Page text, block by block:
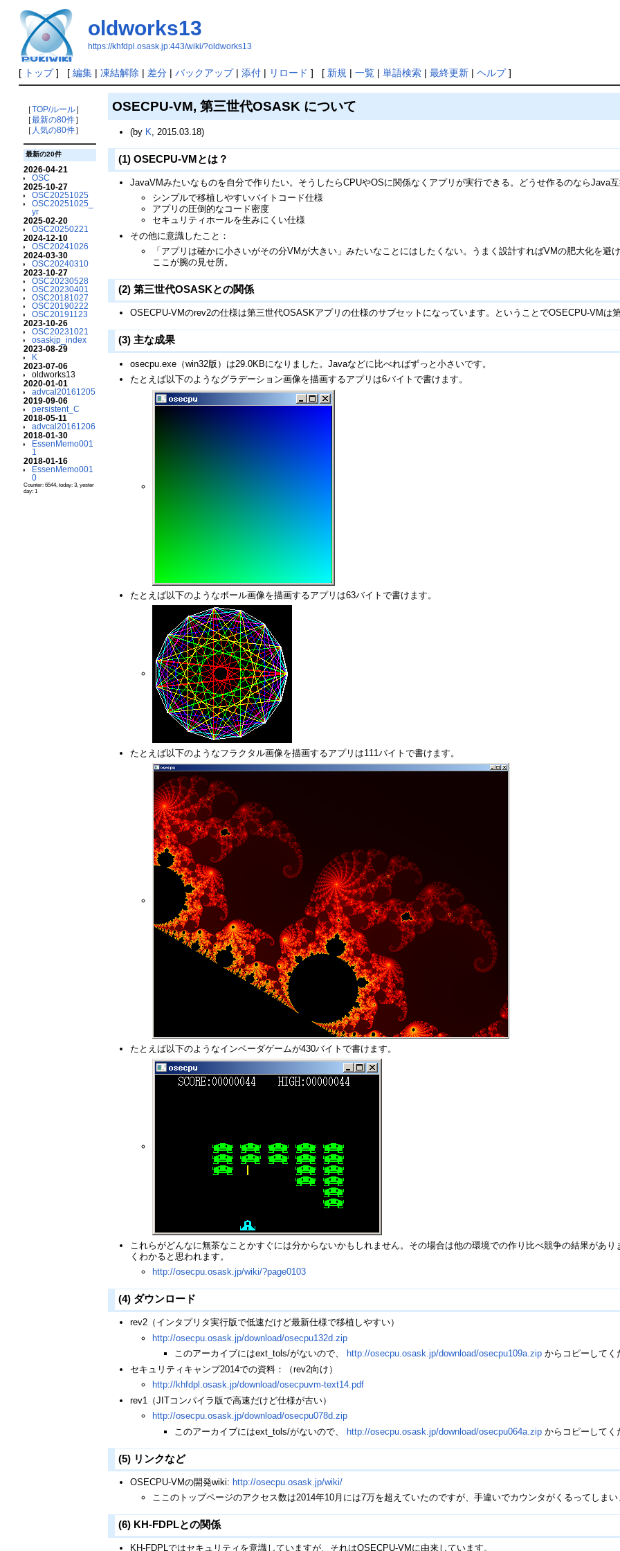
oldworks13
https://khfdpl.osask.jp:443/wiki/?oldworks13
[ トップ] [ 編集| 凍結解除 | 差分| バックアップ| 添付| リロード ] [ 新規 | 一覧| 単語検索| 最終更新| ヘルプ]
［TOP/ルール］
［最新の80件］
［ 人気の80件］
最新の20件
2026-04-21
OSC
2025-10-27
OSC20251025
OSC20251025_
yr
2025-02-20
OSC20250221
2024-12-10
OSC20241026
2024-03-30
OSC20240310
2023-10-27
OSC20230528
OSC20230401
OSC20181027
OSC20190222
OSC20191123
2023-10-26
OSC20231021
osaskjp_index
2023-08-29
K
2023-07-06
oldworks13
2020-01-01
advcal20161205
2019-09-06
persistent_C
2018-05-11
advcal20161206
2018-01-30
EssenMemo001
1
2018-01-16
EssenMemo001
0
Counter: 6544, today: 3, yester
day: 1
OSECPU-VM, 第三世代OSASK について
(by K , 2015.03.18)
(1) OSECPU-VMとは？
JavaVMみたいなものを自分で作りたい。そうしたらCPUやOSに関係なくアプリが実行できる。どうせ作るのならJava
シンプルで移植しやすいバイトコード仕様
アプリの圧倒的なコード密度
セキュリティホールを生みにくい仕様
その他に意識したこと：
「アプリは確かに小さいがその分VMが大きい」みたいなことにはしたくない。うまく設計すればVMの肥大化を避
ここが腕の見せ所。
(2) 第三世代OSASKとの関係
OSECPU-VMのrev2の仕様は第三世代OSASKアプリの仕様のサブセットになっています。ということでOSECPU-VMは
(3) 主な成果
osecpu.exe（win32版）は29.0KBになりました。Javaなどに比べればずっと小さいです。
たとえば以下のようなグラデーション画像を描画するアプリは6バイトで書けます。
たとえば以下のようなボール画像を描画するアプリは63バイトで書けます。
たとえば以下のようなフラクタル画像を描画するアプリは111バイトで書けます。
たとえば以下のようなインベーダゲームが430バイトで書けます。
これらがどんなに無茶なことかすぐには分からないかもしれません。その場合は他の環境での作り比べ競争の結果があ
くわかると思われます。
http://osecpu.osask.jp/wiki/?page0103
(4) ダウンロード
rev2（インタプリタ実行版で低速だけど最新仕様で移植しやすい）
http://osecpu.osask.jp/download/osecpu132d.zip
このアーカイブにはext_tols/がないので、
http://osecpu.osask.jp/download/osecpu109a.zip からコピーしてく
セキュリティキャンプ2014での資料：（rev2向け）
http://khfdpl.osask.jp/download/osecpuvm-text14.pdf
rev1（JITコンパイラ版で高速だけど仕様が古い）
http://osecpu.osask.jp/download/osecpu078d.zip
このアーカイブにはext_tols/がないので、 http://osecpu.osask.jp/download/osecpu064a.zip からコピーしてく
(5) リンクなど
OSECPU-VMの開発wiki: http://osecpu.osask.jp/wiki/
ここのトップページのアクセス数は2014年10月には7万を超えていたのですが、手違いでカウンタがくるってしまい
(6) KH-FDPLとの関係
KH-FDPLではセキュリティを意識していますが、それはOSECPU-VMに由来しています。